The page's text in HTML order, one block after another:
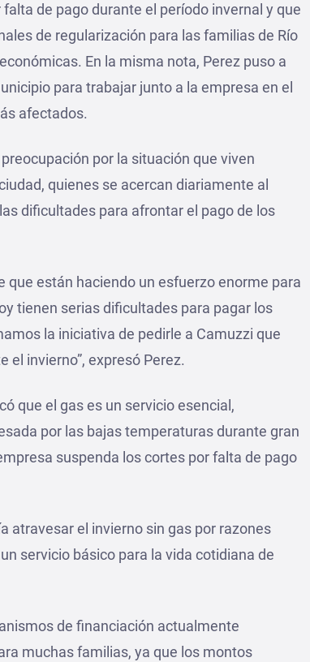
de pago durante el período invernal y que
de regularización para las familias de Río
En la misma nota, Perez puso a
para trabajar junto a la empresa en el
afectados.
por la situación que viven
quienes se acercan diariamente al
dificultades para afrontar el pago de los
que están haciendo un esfuerzo enorme para
tienen serias dificultades para pagar los
la iniciativa de pedirle a Camuzzi que
el invierno”, expresó Perez.
que el gas es un servicio esencial,
por las bajas temperaturas durante gran
suspenda los cortes por falta de pago
atravesar el invierno sin gas por razones
servicio básico para la vida cotidiana de
de financiación actualmente
muchas familias, ya que los montos